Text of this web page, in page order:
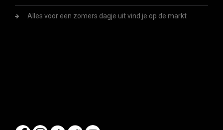
Alles voor een zomers dagje uit vind je op de markt